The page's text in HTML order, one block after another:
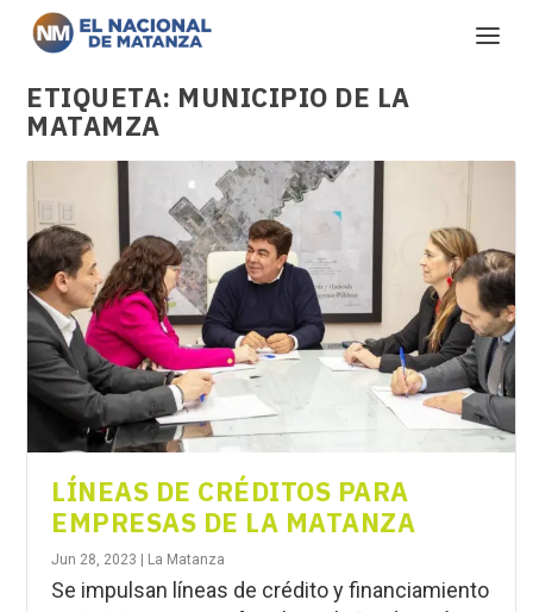
ETIQUETA: MUNICIPIO DE LA
MATAMZA
LÍNEAS DE CRÉDITOS PARA
EMPRESAS DE LA MATANZA
Jun 28, 2023 La Matanza
Se impulsan líneas de crédito y financiamiento